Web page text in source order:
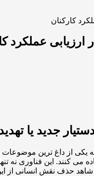
کارکنان
عملکرد
جدید یا
یکی از داغ ترین
می کنند. این فناوری نه
شاهد حذف نقش انسانی از